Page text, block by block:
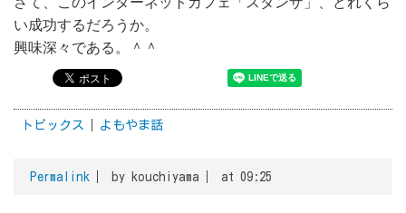
い成功するだろうか。
興味深々である。＾＾
トピックス よもやま話
Permalink by kouchiyama at 09:25